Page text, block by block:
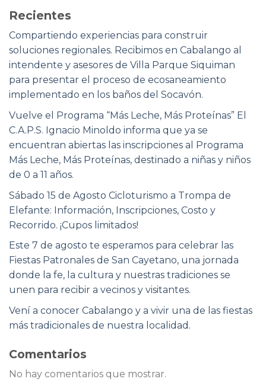
Recientes
Compartiendo experiencias para construir
soluciones regionales. Recibimos en Cabalango al
intendente y asesores de Villa Parque Siquiman
para presentar el proceso de ecosaneamiento
implementado en los baños del Socavón.
Vuelve el Programa “Más Leche, Más Proteínas” El
C.A.P.S. Ignacio Minoldo informa que ya se
encuentran abiertas las inscripciones al Programa
Más Leche, Más Proteínas, destinado a niñas y niños
de 0 a 11 años.
Sábado 15 de Agosto Cicloturismo a Trompa de
Elefante: Información, Inscripciones, Costo y
Recorrido. ¡Cupos limitados!
Este 7 de agosto te esperamos para celebrar las
Fiestas Patronales de San Cayetano, una jornada
donde la fe, la cultura y nuestras tradiciones se
unen para recibir a vecinos y visitantes.
Vení a conocer Cabalango y a vivir una de las fiestas
más tradicionales de nuestra localidad.
Comentarios
No hay comentarios que mostrar.